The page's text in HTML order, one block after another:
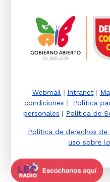
Webmail | Intranet|
condiciones | Política
personales | Política de
Política de derechos
uso sobre